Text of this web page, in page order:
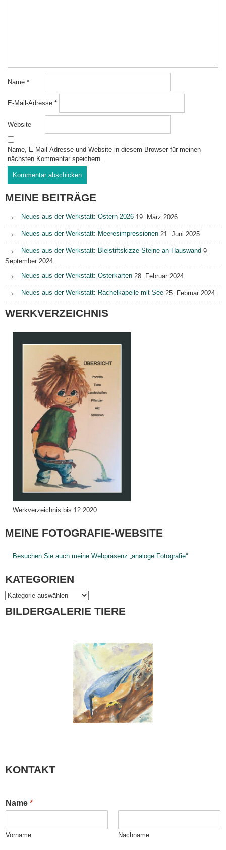
Name*
E-Mail-Adresse*
Website
Name, E-Mail-Adresse und Website in diesem Browser für meinen
nächsten Kommentar speichern.
MEINE BEITRÄGE
Neues aus der Werkstatt: Ostern 2026 19. März 2026
Neues aus der Werkstatt: Meeresimpressionen 21. Juni 2025
Neues aus der Werkstatt: Bleistiftskizze Steine an Hauswand 9.
September 2024
Neues aus der Werkstatt: Osterkarten 28. Februar 2024
Neues aus der Werkstatt: Rachelkapelle mit See 25. Februar 2024
WERKVERZEICHNIS
Werkverzeichnis bis 12.2020
MEINE FOTOGRAFIE-WEBSITE
Besuchen Sie auch meine Webpräsenz „analoge Fotografie“
KATEGORIEN
BILDERGALERIE TIERE
KONTAKT
Name *
Vorname Nachname